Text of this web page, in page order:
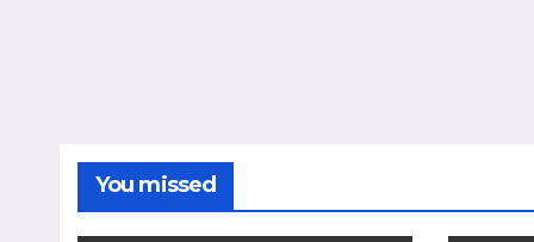
You missed